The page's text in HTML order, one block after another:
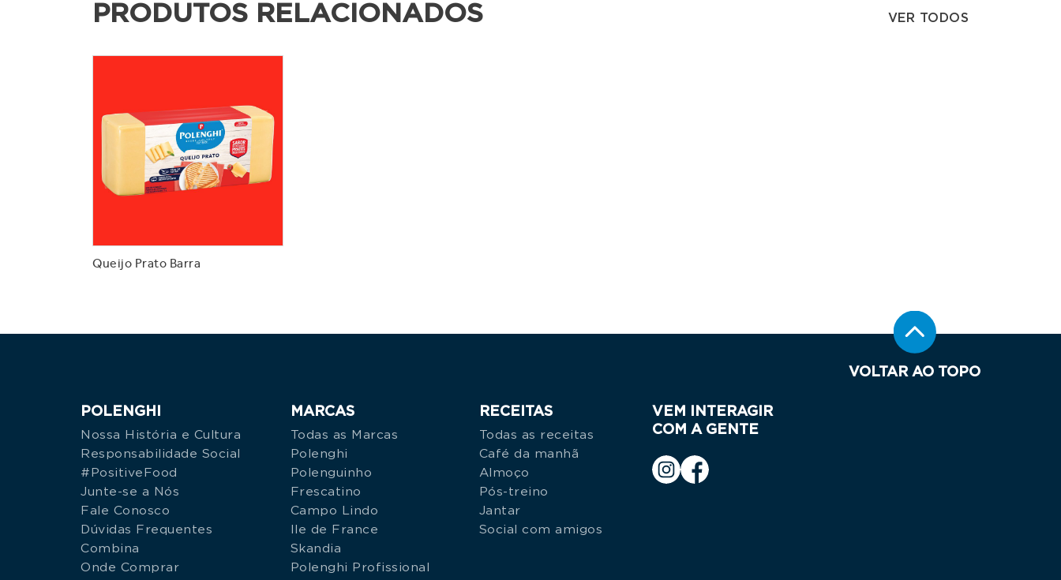
PRODUTOS RELACIONADOS VER TODOS
Queijo Prato Barra
POLENGHI
Nossa História e Cultura
Responsabilidade Social
#PositiveFood
Junte-se a Nós
Fale Conosco
Dúvidas Frequentes
Combina
Onde Comprar
MARCAS
Todas as Marcas
Polenghi
Polenguinho
Frescatino
Campo Lindo
Ile de France
Skandia
Polenghi Profissional
RECEITAS
Todas as receitas
Café da manhã
Almoço
Pós-treino
Jantar
Social com amigos
VEM INTERAGIR
COM A GENTE
VOLTAR AO TOPO